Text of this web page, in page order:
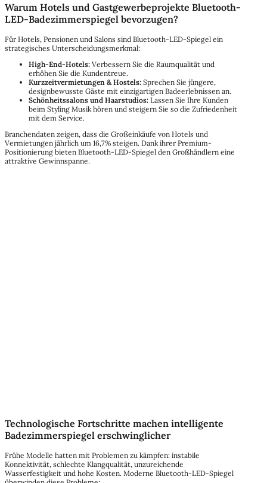
Warum Hotels und Gastgewerbeprojekte Bluetooth-
LED-Badezimmerspiegel bevorzugen?
Für Hotels, Pensionen und Salons sind Bluetooth-LED-Spiegel ein
strategisches Unterscheidungsmerkmal:
High-End-Hotels: Verbessern Sie die Raumqualität und
erhöhen Sie die Kundentreue.
Kurzzeitvermietungen & Hostels: Sprechen Sie jüngere,
designbewusste Gäste mit einzigartigen Badeerlebnissen an.
Schönheitssalons und Haarstudios: Lassen Sie Ihre Kunden
beim Styling Musik hören und steigern Sie so die Zufriedenheit
mit dem Service.
Branchendaten zeigen, dass die Großeinkäufe von Hotels und
Vermietungen jährlich um 16,7% steigen. Dank ihrer Premium-
Positionierung bieten Bluetooth-LED-Spiegel den Großhändlern eine
attraktive Gewinnspanne.
Technologische Fortschritte machen intelligente
Badezimmerspiegel erschwinglicher
Frühe Modelle hatten mit Problemen zu kämpfen: instabile
Konnektivität, schlechte Klangqualität, unzureichende
Wasserfestigkeit und hohe Kosten. Moderne Bluetooth-LED-Spiegel